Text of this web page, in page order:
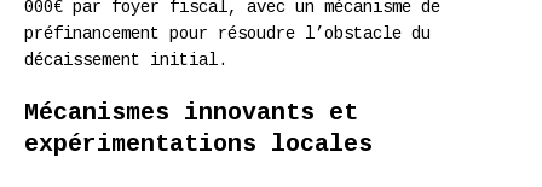
000€ par foyer fiscal, avec un mécanisme de
préfinancement pour résoudre l’obstacle du
décaissement initial.
Mécanismes innovants et
expérimentations locales